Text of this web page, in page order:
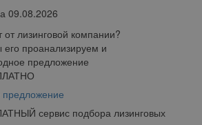
09.08.2026
от лизинговой компании?
проанализируем и
предложение
предложение
сервис подбора лизинговых